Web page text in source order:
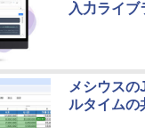
入力ライ
メシウス
ルタイムの